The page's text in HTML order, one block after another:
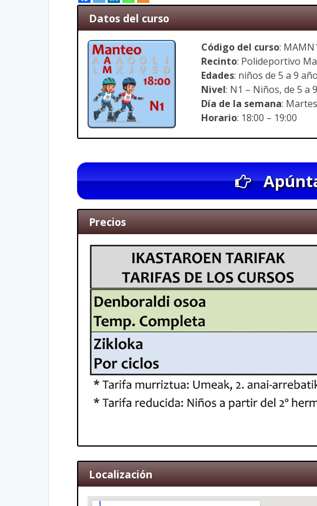
Datos del curso
Código del curso:
Recinto: Polideportivo
Edades: niños de 5 a 9
Nivel: N1 – Niños, de 5 a
Día de la semana: Martes
Horario: 18:00 – 19:00
Precios
Localización